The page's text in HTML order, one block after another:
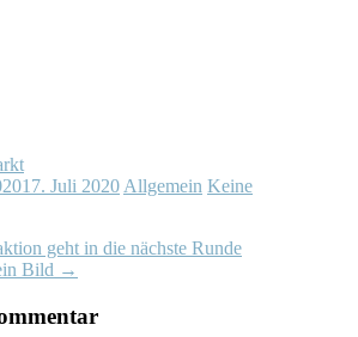
17. Juli 2020 Allgemein Keine
geht in die nächste Runde
Bild →